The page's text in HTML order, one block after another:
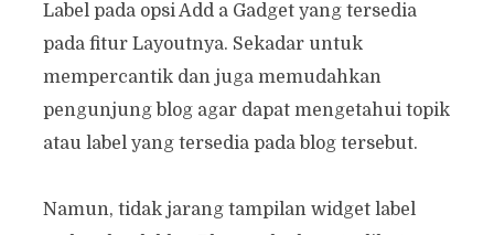
Label pada opsi Add a Gadget yang tersedia
pada fitur Layoutnya. Sekadar untuk
mempercantik dan juga memudahkan
pengunjung blog agar dapat mengetahui topik
atau label yang tersedia pada blog tersebut.
Namun, tidak jarang tampilan widget label